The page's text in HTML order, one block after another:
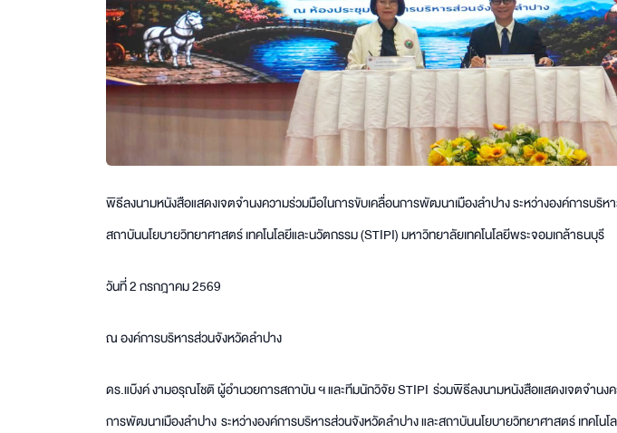
พิธีลงนามหนังสือแสดงเจตจำนงความร่วมมือในการขับเคลื่อนการพัฒนาเมืองลำปาง ระหว่างองค์การบริห
สถาบันนโยบายวิทยาศาสตร์ เทคโนโลยีและนวัตกรรม (STIPI) มหาวิทยาลัยเทคโนโลยีพระจอมเกล้าธนบุรี
วันที่ 2 กรกฎาคม 2569
ณ องค์การบริหารส่วนจังหวัดลำปาง
ดร.แบ๊งค์ งามอรุณโชติ ผู้อำนวยการสถาบัน ฯ และทีมนักวิจัย STIPI ร่วมพิธีลงนามหนังสือแสดงเจตจำนง
การพัฒนาเมืองลำปาง ระหว่างองค์การบริหารส่วนจังหวัดลำปาง และสถาบันนโยบายวิทยาศาสตร์ เทคโนโ